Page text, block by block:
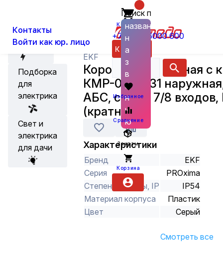
Контакты
Войти как юр. лицо
Корзина
+7 (800) 6000 600
Каталог
Поиск по
названию
н
а
з
в
а
н
и
ю
Избранное
Сравнение
Заказы
Корзина
Акции
Подборка
для
электрика
Свет и
электрика
для дачи
Установка, Выключатели, Розетки
EKF
Коробка распаячная с
КМР-030-031
АБС, серая, 7/8 входов,
(кратно 1)
Характеристики
Бренд
EKF
Серия
PROxima
Степень защиты, IP
IP54
Материал корпуса
Пластик
Цвет
Серый
Смотреть все